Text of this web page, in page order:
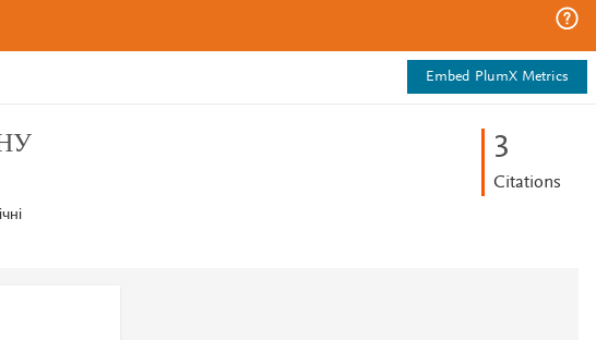
Embed PlumX Metrics
3
Citations